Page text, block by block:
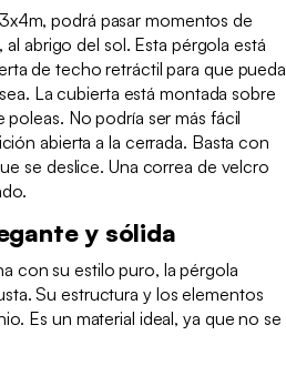
podrá pasar momentos de
abrigo del sol. Esta pérgola está
de techo retráctil para que pueda
La cubierta está montada sobre
poleas. No podría ser más fácil
abierta a la cerrada. Basta con
se deslice. Una correa de velcro
y sólida
con su estilo puro, la pérgola
Su estructura y los elementos
Es un material ideal, ya que no se